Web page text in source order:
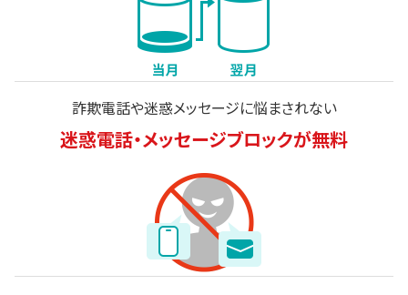
詐欺電話や迷惑メッセージに悩まされない
迷惑電話・メッセージブロックが無料